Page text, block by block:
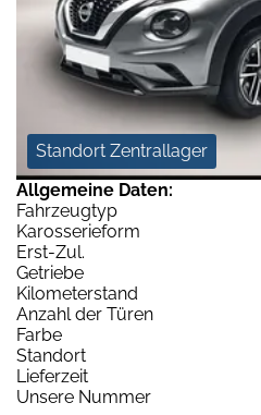
Standort Zentrallager
Allgemeine Daten:
Fahrzeugtyp
Karosserieform
Erst-Zul.
Getriebe
Kilometerstand
Anzahl der Türen
Farbe
Standort
Lieferzeit
Unsere Nummer